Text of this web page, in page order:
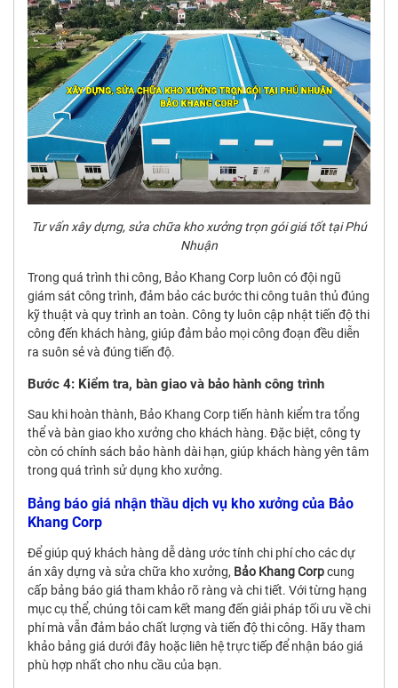
Tư vấn xây dựng, sửa chữa kho xưởng trọn gói giá tốt tại Phú
Nhuận
Trong quá trình thi công, Bảo Khang Corp luôn có đội ngũ
giám sát công trình, đảm bảo các bước thi công tuân thủ đúng
kỹ thuật và quy trình an toàn. Công ty luôn cập nhật tiến độ thi
công đến khách hàng, giúp đảm bảo mọi công đoạn đều diễn
ra suôn sẻ và đúng tiến độ.
Bước 4: Kiểm tra, bàn giao và bảo hành công trình
Sau khi hoàn thành, Bảo Khang Corp tiến hành kiểm tra tổng
thể và bàn giao kho xưởng cho khách hàng. Đặc biệt, công ty
còn có chính sách bảo hành dài hạn, giúp khách hàng yên tâm
trong quá trình sử dụng kho xưởng.
Bảng báo giá nhận thầu dịch vụ kho xưởng của Bảo
Khang Corp
Để giúp quý khách hàng dễ dàng ước tính chi phí cho các dự
án xây dựng và sửa chữa kho xưởng, Bảo Khang Corpcung
cấp bảng báo giá tham khảo rõ ràng và chi tiết. Với từng hạng
mục cụ thể, chúng tôi cam kết mang đến giải pháp tối ưu về chi
phí mà vẫn đảm bảo chất lượng và tiến độ thi công. Hãy tham
khảo bảng giá dưới đây hoặc liên hệ trực tiếp để nhận báo giá
phù hợp nhất cho nhu cầu của bạn.